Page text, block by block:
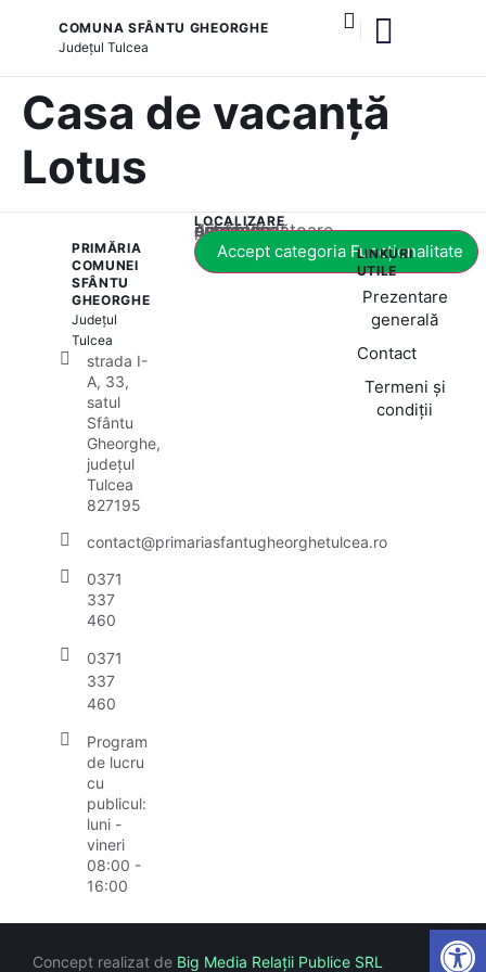
COMUNA SFÂNTU GHEORGHE
Județul Tulcea
Casa de vacanță
Lotus
PRIMĂRIA
COMUNEI
SFÂNTU
GHEORGHE
Județul
Tulcea
strada I-
A, 33,
satul
Sfântu
Gheorghe,
județul
Tulcea
827195
contact@primariasfantugheorghetulcea.ro
0371
337
460
0371
337
460
Program
de lucru
cu
publicul:
luni -
vineri
08:00 -
16:00
LOCALIZARE
Acest conținut este blocat până când acceptați categoria corespunzătoare de cookie-uri.
Accept categoria Funcționalitate
LINKURI
UTILE
Prezentare
generală
Contact
Termeni și
condiții
Concept realizat de Big Media Relații Publice SRL